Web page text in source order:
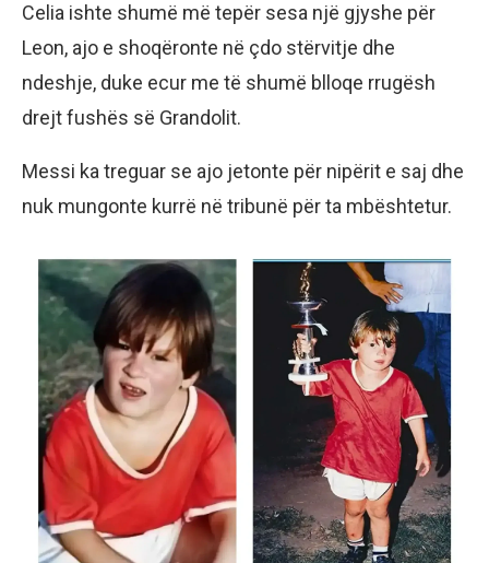
Celia ishte shumë më tepër sesa një gjyshe për
Leon, ajo e shoqëronte në çdo stërvitje dhe
ndeshje, duke ecur me të shumë blloqe rrugësh
drejt fushës së Grandolit.
Messi ka treguar se ajo jetonte për nipërit e saj dhe
nuk mungonte kurrë në tribunë për ta mbështetur.